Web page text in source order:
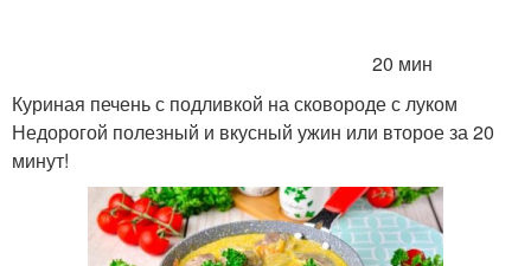
20 мин
Куриная печень с подливкой на сковороде с луком
Недорогой полезный и вкусный ужин или второе за 20
минут!